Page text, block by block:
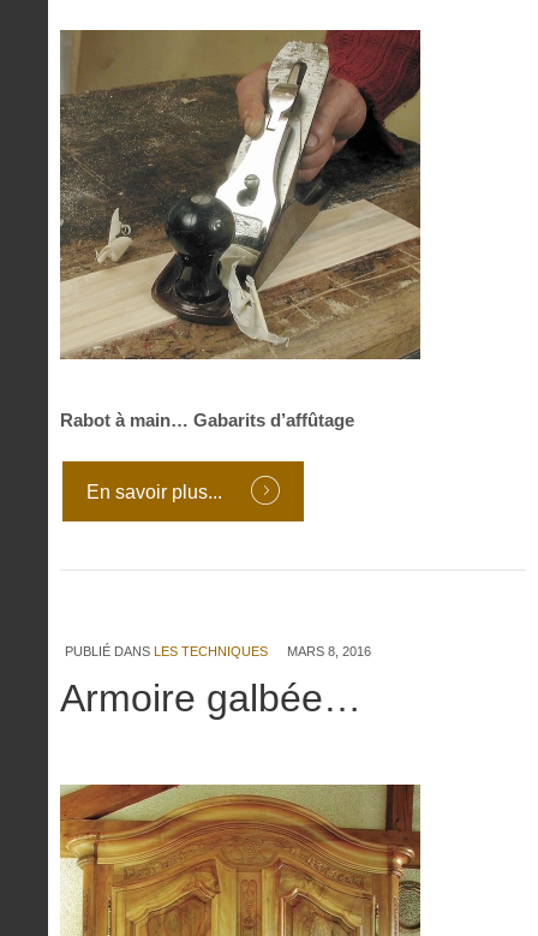
Rabot à main… Gabarits d’affûtage
En savoir plus...
PUBLIÉ DANS LES TECHNIQUES MARS 8, 2016
Armoire galbée…